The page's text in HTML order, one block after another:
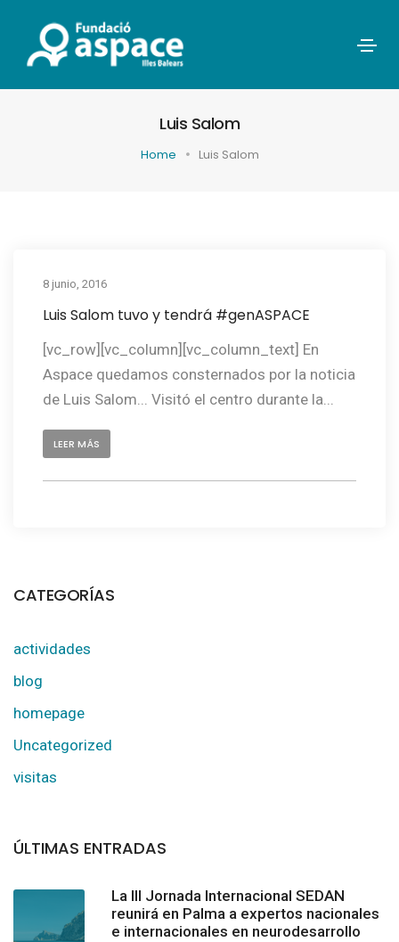
Luis Salom
Home Luis Salom
8 junio, 2016
Luis Salom tuvo y tendrá #genASPACE
[vc_row][vc_column][vc_column_text] En
Aspace quedamos consternados por la noticia
de Luis Salom... Visitó el centro durante la...
LEER MÁS
CATEGORÍAS
actividades
blog
homepage
Uncategorized
visitas
ÚLTIMAS ENTRADAS
La III Jornada Internacional SEDAN
reunirá en Palma a expertos nacionales
e internacionales en neurodesarrollo